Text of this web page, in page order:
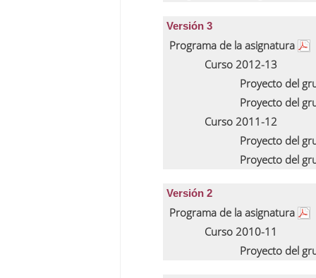
Versión 3
Programa de la asignatura
Curso 2012-13
Proyecto del
Proyecto del
Curso 2011-12
Proyecto del
Proyecto del
Versión 2
Programa de la asignatura
Curso 2010-11
Proyecto del